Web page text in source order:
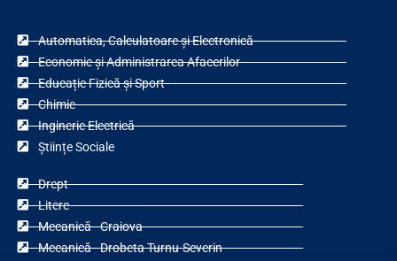
Automatica, Calculatoare și Electronică
Economie și Administrarea Afacerilor
Educație Fizică și Sport
Chimie
Inginerie Electrică
Științe Sociale
Drept
Litere
Mecanică - Craiova
Mecanică - Drobeta Turnu-Severin